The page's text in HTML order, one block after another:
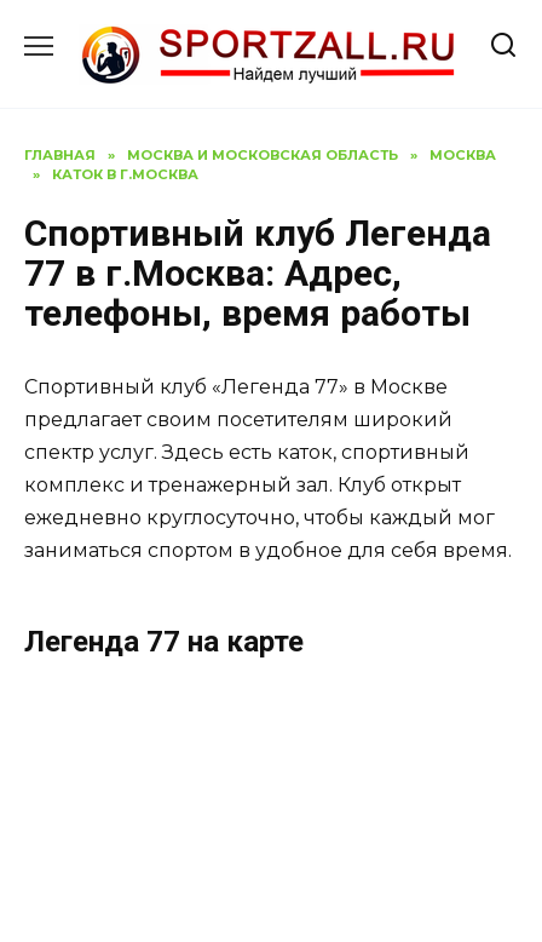
содержанию
ГЛАВНАЯ » МОСКВА И МОСКОВСКАЯ ОБЛАСТЬ »
МОСКВА
»
КАТОК В Г.МОСКВА
Спортивный клуб Легенда
77 в г.Москва: Адрес,
телефоны, время работы
Спортивный клуб «Легенда 77» в Москве
предлагает своим посетителям широкий
спектр услуг. Здесь есть каток, спортивный
комплекс и тренажерный зал. Клуб открыт
ежедневно круглосуточно, чтобы каждый мог
заниматься спортом в удобное для себя время.
Легенда 77 на карте